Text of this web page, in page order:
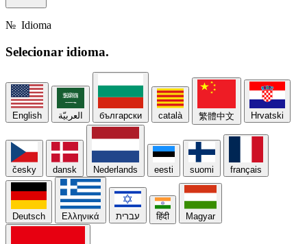
№ Idioma
Selecionar idioma.
English العربيّة български català 繁體中文 Hrvatski
česky dansk Nederlands eesti suomi français
Deutsch Ελληνικά עברית हिंदी Magyar